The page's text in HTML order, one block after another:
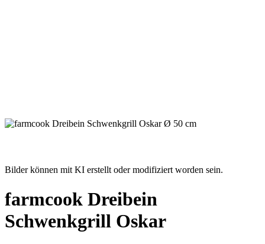
Bilder können mit KI erstellt oder modifiziert worden sein.
farmcook Dreibein
Schwenkgrill Oskar